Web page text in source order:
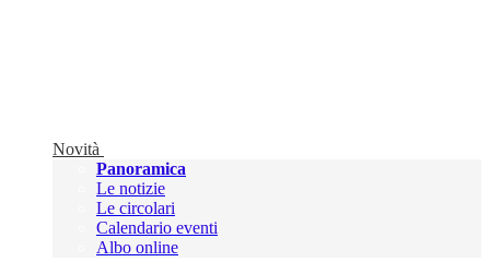
Novità
Panoramica
Le notizie
Le circolari
Calendario eventi
Albo online